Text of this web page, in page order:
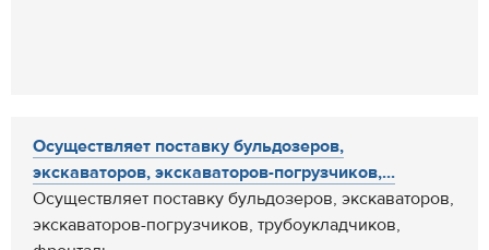
Осуществляет поставку бульдозеров,
экскаваторов, экскаваторов-погрузчиков,...
Осуществляет поставку бульдозеров, экскаваторов,
экскаваторов-погрузчиков, трубоукладчиков,